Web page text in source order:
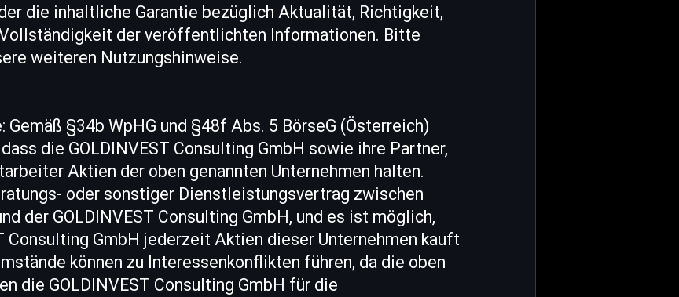
die inhaltliche Garantie bezüglich Aktualität, Richtigkeit,
der veröffentlichten Informationen. Bitte
weiteren Nutzungshinweise.
Gemäß §34b WpHG und §48f Abs. 5 BörseG (Österreich)
die GOLDINVEST Consulting GmbH sowie ihre Partner,
Aktien der oben genannten Unternehmen halten.
oder sonstiger Dienstleistungsvertrag zwischen
der GOLDINVEST Consulting GmbH, und es ist möglich,
Consulting GmbH jederzeit Aktien dieser Unternehmen kauft
können zu Interessenkonflikten führen, da die oben
die GOLDINVEST Consulting GmbH für die